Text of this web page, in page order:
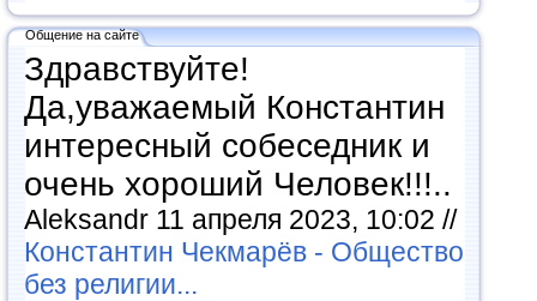
Общение на сайте
Здравствуйте!
Да,уважаемый Константин
интересный собеседник и
очень хороший Человек!!!..
Aleksandr 11 апреля 2023, 10:02 //
Константин Чекмарёв - Общество
без религии...